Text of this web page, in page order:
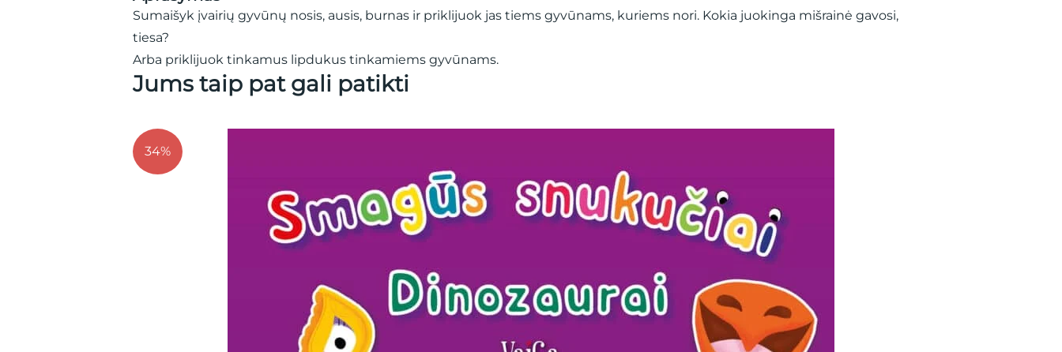
Sumaišyk įvairių gyvūnų nosis, ausis, burnas ir priklijuok jas tiems gyvūnams, kuriems nori. Kokia juokinga mišrainė gavosi,
tiesa?
Arba priklijuok tinkamus lipdukus tinkamiems gyvūnams.
Jums taip pat gali patikti
34%